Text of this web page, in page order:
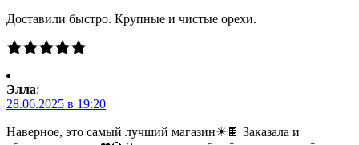
Доставили быстро. Крупные и чистые орехи.
Элла:
28.06.2025 в 19:20
Наверное, это самый лучший магазин☀🍫 Заказала и